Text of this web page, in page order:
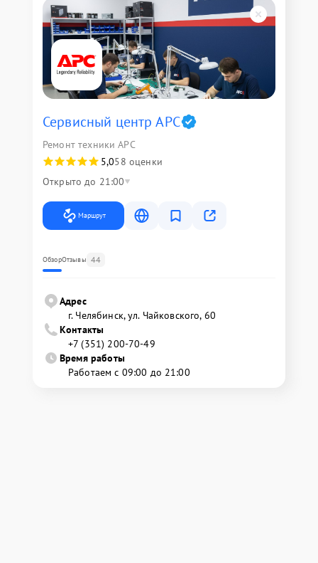
Сервисный центр APC
Ремонт техники APC
5,058 оценки
Открыто до 21:00
Маршрут
ОбзорОтзывы 44
Адрес
г. Челябинск, ул. Чайковского, 60
Контакты
+7 (351) 200-70-49
Время работы
Работаем с 09:00 до 21:00